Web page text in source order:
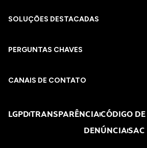
SOLUÇÕES DESTACADAS
PERGUNTAS CHAVES​
CANAIS DE CONTATO
LGPDTRANSPARÊNCIACÓDIGO
DENÚNCIASAC